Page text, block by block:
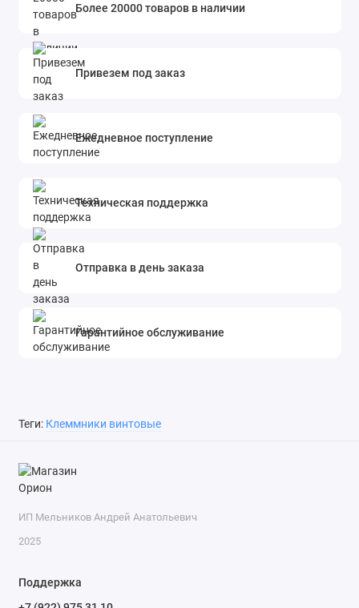
Более 20000 товаров в наличии
Привезем под заказ
Ежедневное поступление
Техническая поддержка
Отправка в день заказа
Гарантийное обслуживание
Теги: Клеммники винтовые
ИП Мельников Андрей Анатольевич
2025
Поддержка